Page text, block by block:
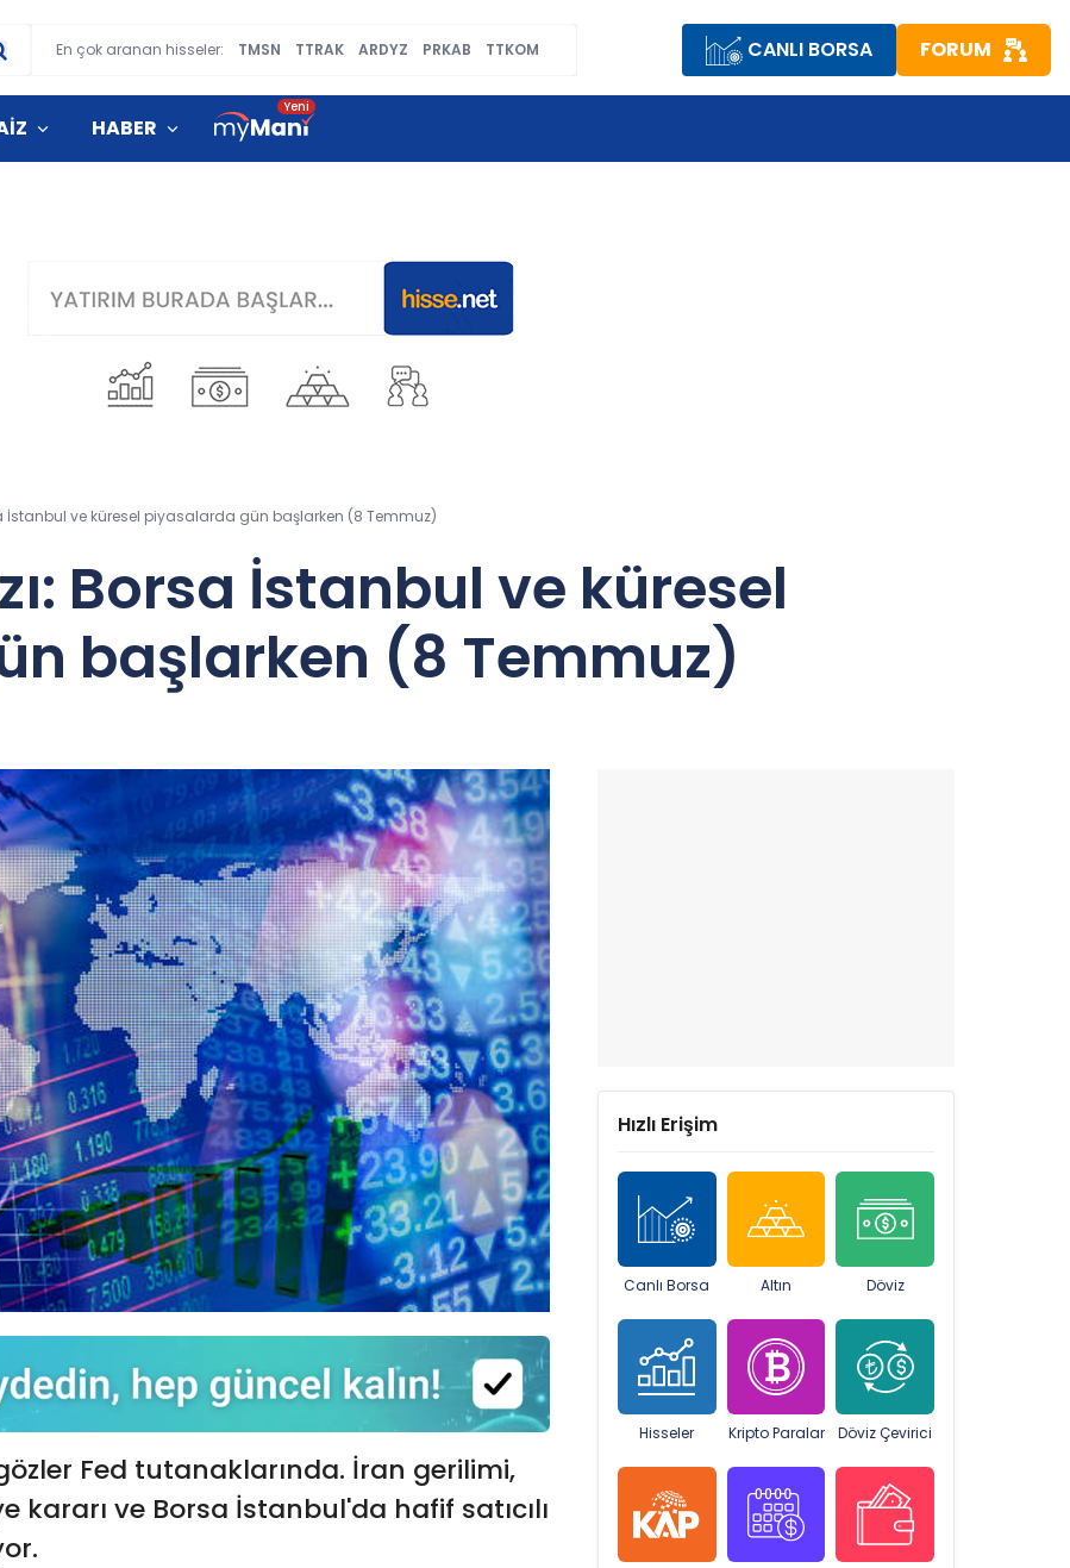
En çok aranan hisseler: TMSN TTRAK ARDYZ PRKAB TTKOM CANLI BORSA FORUM
HABER
İstanbul ve küresel piyasalarda gün başlarken (8 Temmuz)
Borsa İstanbul ve küresel
başlarken (8 Temmuz)
Fed tutanaklarında. İran gerilimi,
kararı ve Borsa İstanbul'da hafif satıcılı
Hızlı Erişim
Canlı Borsa Altın Döviz
Hisseler Kripto Paralar Döviz Çevirici